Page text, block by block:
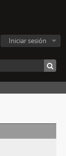
Iniciar sesión